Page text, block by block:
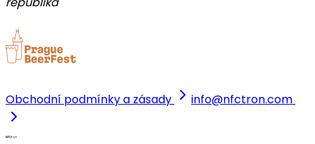
Obchodní podmínky a zásady info@nfctron.com